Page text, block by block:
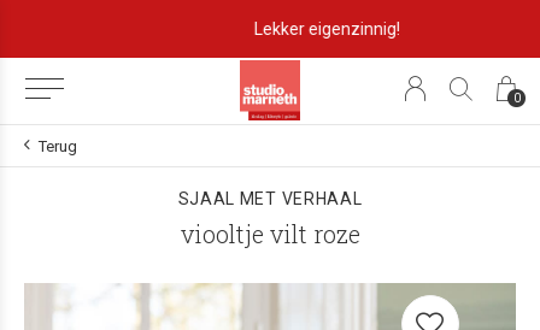
0
Lekker eigenzinnig!
Terug
SJAAL MET VERHAAL
viooltje vilt roze